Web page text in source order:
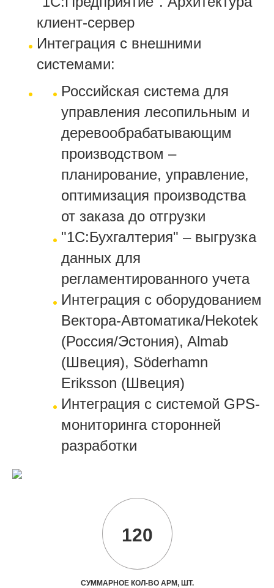
клиент-сервер
Интеграция с внешними
системами:
Российская система для
управления лесопильным и
деревообрабатывающим
производством –
планирование, управление,
оптимизация производства
от заказа до отгрузки
"1С:Бухгалтерия" – выгрузка
данных для
регламентированного учета
Интеграция с оборудованием
Вектора-Автоматика/Hekotek
(Россия/Эстония), Almab
(Швеция), Söderhamn
Eriksson (Швеция)
Интеграция с системой GPS-
мониторинга сторонней
разработки
120
СУММАРНОЕ КОЛ-ВО АРМ, ШТ.